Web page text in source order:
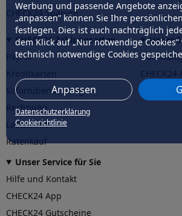
Werbung und passende Angebote
„anpassen” können Sie Ihre
festlegen. Dies ist auch nachträglich
dem Klick auf „Nur notwendige
technisch notwendige Cookies
Anpassen
Datenschutzerklärung
Cookierichtlinie
CHECK24 Spanien
CHECK24 Zahlungsarten
PayPal
Sofortüberweisung
Rechnung
Lastschrift
Ratenkauf
Unser
CHECK24
Unser Service für Sie
Hilfe und Kontakt
CHECK24 App
CHECK24 Gutscheine